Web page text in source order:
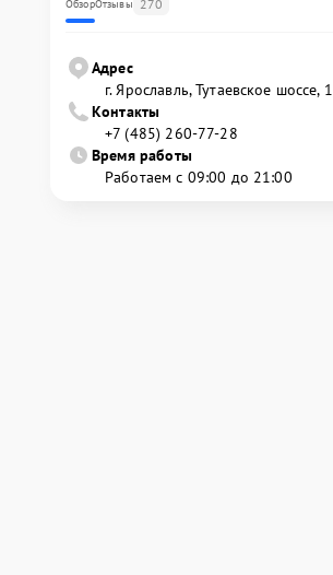
ОбзорОтзывы 270
Адрес
г. Ярославль, Тутаевское шоссе, 1
Контакты
+7 (485) 260-77-28
Время работы
Работаем с 09:00 до 21:00